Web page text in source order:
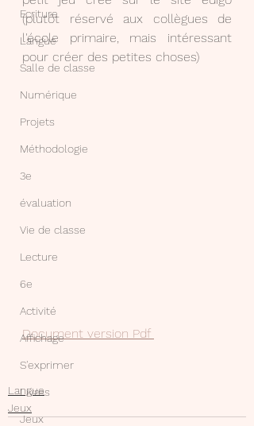
Ecriture
Langue
Salle de classe
Numérique
Projets
Méthodologie
3e
évaluation
Vie de classe
Lecture
6e
Activité
Affichage
S'exprimer
Livres
Jeux
(plutôt réservé aux collègues de
l'école primaire, mais intéressant
pour créer des petites choses)
Document version Pdf
Langue
Jeux